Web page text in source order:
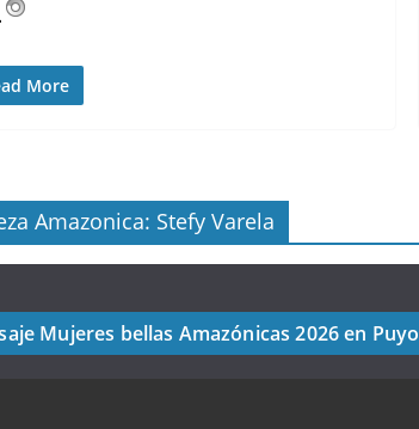
More
Amazonica: Stefy Varela
Mujeres bellas Amazónicas 2026 en Puyo